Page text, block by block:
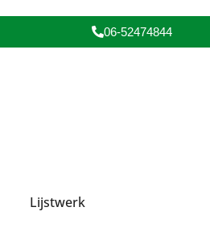
06-52474844
Lijstwerk